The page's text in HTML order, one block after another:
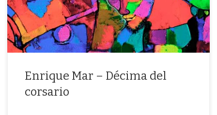
Enrique Mar – Décima del
corsario